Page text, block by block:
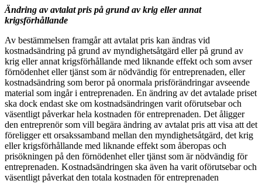
Ändring av avtalat pris på grund av krig eller annat
krigsförhållande
Av bestämmelsen framgår att avtalat pris kan ändras vid
kostnadsändring på grund av myndighetsåtgärd eller på grund av
krig eller annat krigsförhållande med liknande effekt och som avser
förnödenhet eller tjänst som är nödvändig för entreprenaden, eller
kostnadsändring som beror på onormala prisförändringar avseende
material som ingår i entreprenaden. En ändring av det avtalade priset
ska dock endast ske om kostnadsändringen varit oförutsebar och
väsentligt påverkar hela kostnaden för entreprenaden. Det åligger
den entreprenör som vill begära ändring av avtalat pris att visa att det
föreligger ett orsakssamband mellan den myndighetsåtgärd, det krig
eller krigsförhållande med liknande effekt som åberopas och
prisökningen på den förnödenhet eller tjänst som är nödvändig för
entreprenaden. Kostnadsändringen ska även ha varit oförutsebar och
väsentligt påverkat den totala kostnaden för entreprenaden